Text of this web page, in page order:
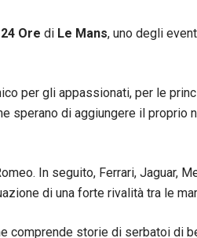
24 Ore di Le Mans, uno degli
per gli appassionati, per le
sperano di aggiungere il proprio
In seguito, Ferrari, Jaguar,
di una forte rivalità tra le
comprende storie di serbatoi di